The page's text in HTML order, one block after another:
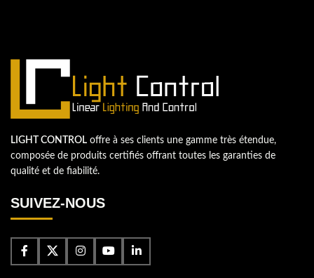
LIGHT CONTROL offre à ses clients une gamme très étendue,
composée de produits certifiés offrant toutes les garanties de
qualité et de fiabilité.
SUIVEZ-NOUS